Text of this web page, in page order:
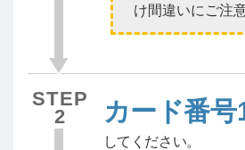
け間違いにご注
STEP
2
カード番号
してください。